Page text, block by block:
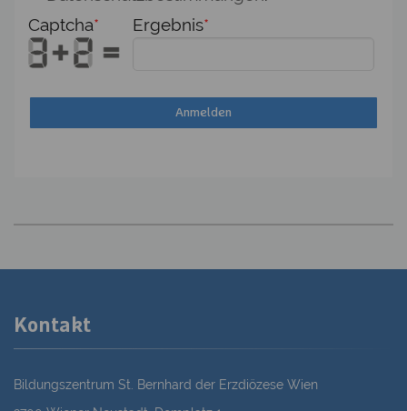
Captcha* Ergebnis*
Kontakt
Bildungszentrum St. Bernhard der Erzdiözese Wien